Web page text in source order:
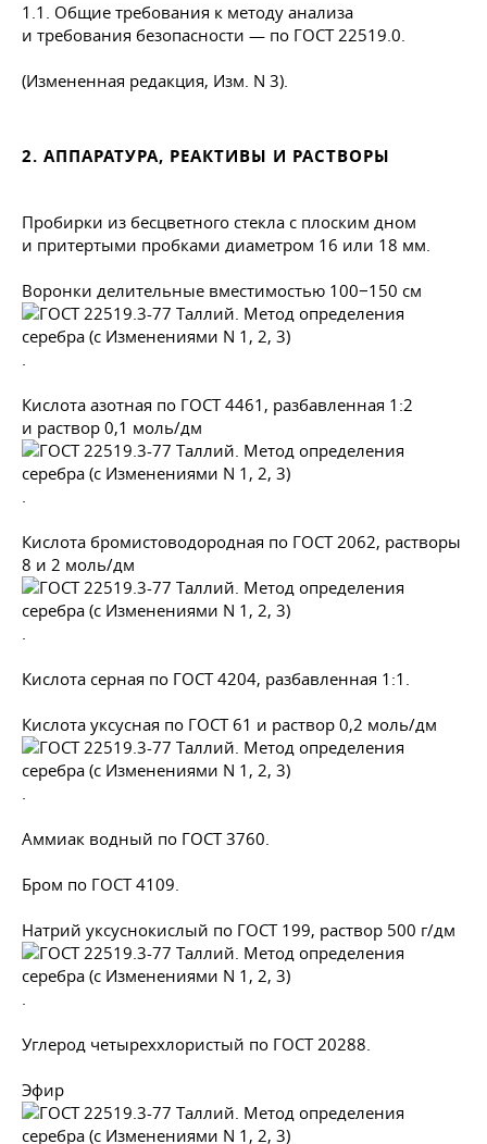
1.1. Общие требования к методу анализа
и требования безопасности — по ГОСТ 22519.0.
(Измененная редакция, Изм. N 3).
2. АППАРАТУРА, РЕАКТИВЫ И РАСТВОРЫ
Пробирки из бесцветного стекла с плоским дном
и притертыми пробками диаметром 16 или 18 мм.
Воронки делительные вместимостью 100−150 см
.
Кислота азотная по ГОСТ 4461 , разбавленная 1:2
и раствор 0,1 моль/дм
.
Кислота бромистоводородная по ГОСТ 2062, растворы
8 и 2 моль/дм
.
Кислота серная по ГОСТ 4204, разбавленная 1:1.
Кислота уксусная по ГОСТ 61 и раствор 0,2 моль/дм
.
Аммиак водный по ГОСТ 3760.
Бром по ГОСТ 4109.
Натрий уксуснокислый по ГОСТ 199, раствор 500 г/дм
.
Углерод четыреххлористый по ГОСТ 20288.
Эфир